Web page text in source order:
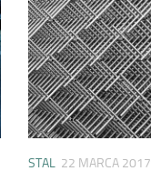
STAL 22 MARCA 2017